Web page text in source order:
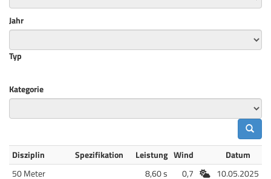
Jahr
Typ
Kategorie
Disziplin Spezifikation Leistung Wind
Datum
50 Meter
8,60 s 0,7 Freiluft
10.05.2025